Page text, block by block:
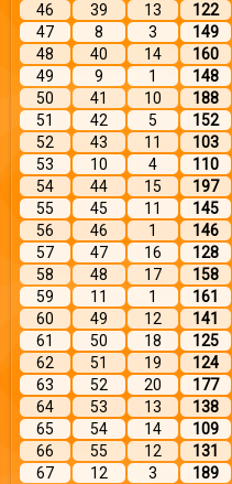
46
39 13 122
47
8 3 149
48
40 14 160
49
9 1 148
50
41 10 188
51
42 5 152
52
43 11 103
53
10 4 110
54
44 15 197
55
45 11 145
56
46 1 146
57
47 16 128
58
48 17 158
59
11 1 161
60
49 12 141
61
50 18 125
62
51 19 124
63
52 20 177
64
53 13 138
65
54 14 109
66
55 12 131
67
12 3 189